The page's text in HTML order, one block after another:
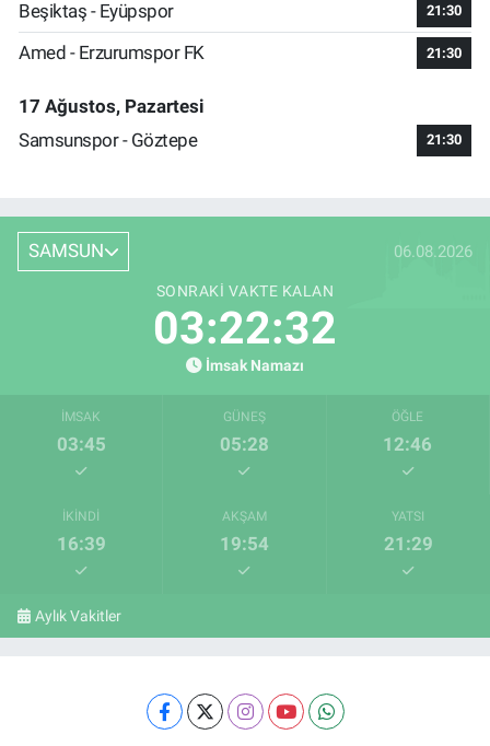
Beşiktaş - Eyüpspor 21:30
Amed - Erzurumspor FK 21:30
17 Ağustos, Pazartesi
Samsunspor - Göztepe
21:30
SAMSUN 06.08.2026
SONRAKI VAKTE KALAN
03:22:31
İmsak Namazı
İMSAK
03:45
GÜNEŞ
05:28
ÖĞLE
12:46
İKINDI
16:39
AKŞAM
19:54
YATSI
21:29
Aylık Vakitler